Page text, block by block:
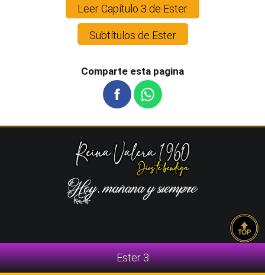
Leer Capítulo 3 de Ester
Subtítulos de Ester
Comparte esta pagina
Ester 3